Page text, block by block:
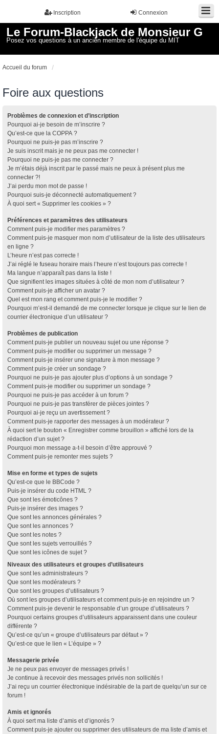
Connexion
Inscription
Le Forum-Blackjack de Monsieur G
Posez vos questions à un ancien membre de l'équipe du MIT
Accueil du forum
Foire aux questions
Problèmes de connexion et d’inscription
Pourquoi ai-je besoin de m’inscrire ?
Qu’est-ce que la COPPA ?
Pourquoi ne puis-je pas m’inscrire ?
Je suis inscrit mais je ne peux pas me connecter !
Pourquoi ne puis-je pas me connecter ?
Je m’étais déjà inscrit par le passé mais ne peux à présent plus me
connecter ?!
J’ai perdu mon mot de passe !
Pourquoi suis-je déconnecté automatiquement ?
À quoi sert « Supprimer les cookies » ?
Préférences et paramètres des utilisateurs
Comment puis-je modifier mes paramètres ?
Comment puis-je masquer mon nom d’utilisateur de la liste des utilisateurs
en ligne ?
L’heure n’est pas correcte !
J’ai réglé le fuseau horaire mais l’heure n’est toujours pas correcte !
Ma langue n’apparaît pas dans la liste !
Que signifient les images situées à côté de mon nom d’utilisateur ?
Comment puis-je afficher un avatar ?
Quel est mon rang et comment puis-je le modifier ?
Pourquoi m’est-il demandé de me connecter lorsque je clique sur le lien de
courrier électronique d’un utilisateur ?
Problèmes de publication
Comment puis-je publier un nouveau sujet ou une réponse ?
Comment puis-je modifier ou supprimer un message ?
Comment puis-je insérer une signature à mon message ?
Comment puis-je créer un sondage ?
Pourquoi ne puis-je pas ajouter plus d’options à un sondage ?
Comment puis-je modifier ou supprimer un sondage ?
Pourquoi ne puis-je pas accéder à un forum ?
Pourquoi ne puis-je pas transférer de pièces jointes ?
Pourquoi ai-je reçu un avertissement ?
Comment puis-je rapporter des messages à un modérateur ?
À quoi sert le bouton « Enregistrer comme brouillon » affiché lors de la
rédaction d’un sujet ?
Pourquoi mon message a-t-il besoin d’être approuvé ?
Comment puis-je remonter mes sujets ?
Mise en forme et types de sujets
Qu’est-ce que le BBCode ?
Puis-je insérer du code HTML ?
Que sont les émoticônes ?
Puis-je insérer des images ?
Que sont les annonces générales ?
Que sont les annonces ?
Que sont les notes ?
Que sont les sujets verrouillés ?
Que sont les icônes de sujet ?
Niveaux des utilisateurs et groupes d’utilisateurs
Que sont les administrateurs ?
Que sont les modérateurs ?
Que sont les groupes d’utilisateurs ?
Où sont les groupes d’utilisateurs et comment puis-je en rejoindre un ?
Comment puis-je devenir le responsable d’un groupe d’utilisateurs ?
Pourquoi certains groupes d’utilisateurs apparaissent dans une couleur
différente ?
Qu’est-ce qu’un « groupe d’utilisateurs par défaut » ?
Qu’est-ce que le lien « L’équipe » ?
Messagerie privée
Je ne peux pas envoyer de messages privés !
Je continue à recevoir des messages privés non sollicités !
J’ai reçu un courrier électronique indésirable de la part de quelqu’un sur ce
forum !
Amis et ignorés
À quoi sert ma liste d’amis et d’ignorés ?
Comment puis-je ajouter ou supprimer des utilisateurs de ma liste d’amis et